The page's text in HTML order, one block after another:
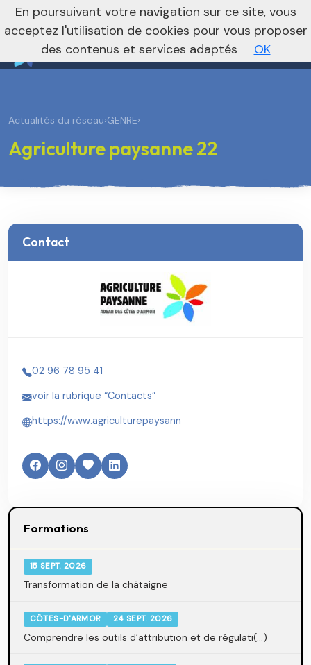
Vers le site national
nivo_2026: 1
Actualités du réseau›GENRE›
Agriculture paysanne 22
Contact
02 96 78 95 41
voir la rubrique “Contacts”
https://www.agriculturepaysann
Formations
15 SEPT. 2026
Transformation de la châtaigne
CÔTES-D'ARMOR 24 SEPT. 2026
Comprendre les outils d’attribution et de régulati(...)
En poursuivant votre navigation sur ce site, vous
acceptez l'utilisation de cookies pour vous proposer
des contenus et services adaptés
OK